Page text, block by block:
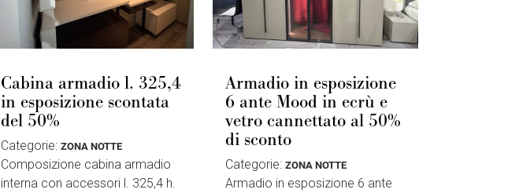
Cabina armadio l. 325,4
in esposizione scontata
del 50%
Categorie: ZONA NOTTE
Composizione cabina armadio
interna con accessori l. 325,4 h.
Armadio in esposizione
6 ante Mood in ecrù e
vetro cannettato al 50%
di sconto
Categorie: ZONA NOTTE
Armadio in esposizione 6 ante